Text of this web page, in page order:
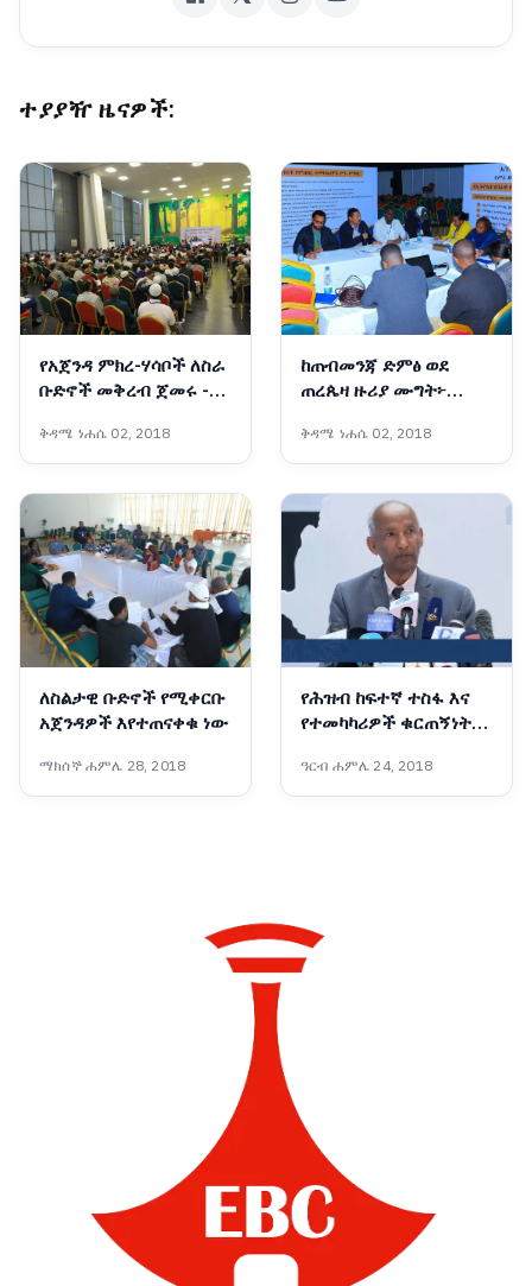
ተያያዥ ዜናዎች:
የአጀንዳ ምክረ-ሃሳቦች ለስራ
ቡድኖች መቅረብ ጀመሩ -
ኮሚሽን
ቅዳሜ ነሐሴ 02, 2018
ከጠብመንጃ ድምፅ ወደ
ጠረጴዛ ዙሪያ ሙግት፦
መውጣታቸው የትልቁ
ድላችን ማሳያ ነው
ቅዳሜ ነሐሴ 02, 2018
ለስልታዊ ቡድኖች የሚቀርቡ
አጀንዳዎች እየተጠናቀቁ ነው
ማክሰኞ ሐምሌ 28, 2018
የሕዝብ ከፍተኛ ተስፋ እና
የተመካካሪዎች ቁርጠኝነት
እየመራው ነው - ፕሮፌሰር
መስፍን አርዓያ
ዓርብ ሐምሌ 24, 2018